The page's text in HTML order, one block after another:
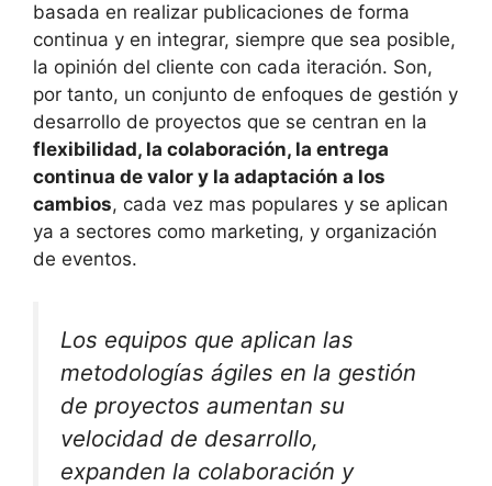
basada en realizar publicaciones de forma
continua y en integrar, siempre que sea posible,
la opinión del cliente con cada iteración. Son,
por tanto, un conjunto de enfoques de gestión y
desarrollo de proyectos que se centran en la
flexibilidad, la colaboración, la entrega
continua de valor y la adaptación a los
cambios, cada vez mas populares y se aplican
ya a sectores como marketing, y organización
de eventos.
Los equipos que aplican las
metodologías ágiles en la gestión
de proyectos aumentan su
velocidad de desarrollo,
expanden la colaboración y